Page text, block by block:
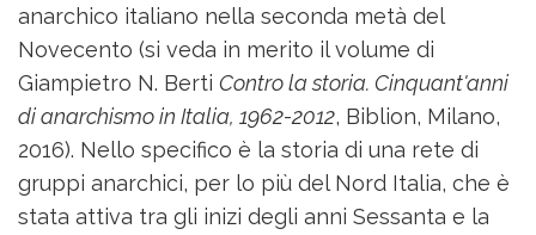
anarchico italiano nella seconda metà del
Novecento (si veda in merito il volume di
Giampietro N. Berti Contro la storia. Cinquant'anni
di anarchismo in Italia, 1962-2012, Biblion, Milano,
2016). Nello specifico è la storia di una rete di
gruppi anarchici, per lo più del Nord Italia, che è
stata attiva tra gli inizi degli anni Sessanta e la